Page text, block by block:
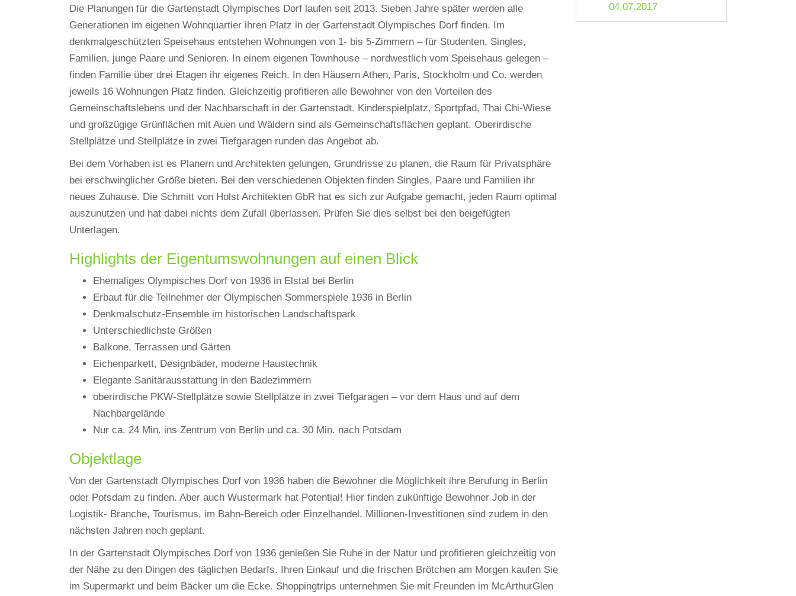
Die Planungen für die Gartenstadt Olympisches Dorf laufen seit 2013. Sieben Jahre später werden alle
Generationen im eigenen Wohnquartier ihren Platz in der Gartenstadt Olympisches Dorf finden. Im
denkmalgeschützten Speisehaus entstehen Wohnungen von 1- bis 5-Zimmern – für Studenten, Singles,
Familien, junge Paare und Senioren. In einem eigenen Townhouse – nordwestlich vom Speisehaus gelegen –
finden Familie über drei Etagen ihr eigenes Reich. In den Häusern Athen, Paris, Stockholm und Co. werden
jeweils 16 Wohnungen Platz finden. Gleichzeitig profitieren alle Bewohner von den Vorteilen des
Gemeinschaftslebens und der Nachbarschaft in der Gartenstadt. Kinderspielplatz, Sportpfad, Thai Chi-Wiese
und großzügige Grünflächen mit Auen und Wäldern sind als Gemeinschaftsflächen geplant. Oberirdische
Stellplätze und Stellplätze in zwei Tiefgaragen runden das Angebot ab.
Bei dem Vorhaben ist es Planern und Architekten gelungen, Grundrisse zu planen, die Raum für Privatsphäre
bei erschwinglicher Größe bieten. Bei den verschiedenen Objekten finden Singles, Paare und Familien ihr
neues Zuhause. Die Schmitt von Holst Architekten GbR hat es sich zur Aufgabe gemacht, jeden Raum optimal
auszunutzen und hat dabei nichts dem Zufall überlassen. Prüfen Sie dies selbst bei den beigefügten
Unterlagen.
Highlights der Eigentumswohnungen auf einen Blick
Ehemaliges Olympisches Dorf von 1936 in Elstal bei Berlin
Erbaut für die Teilnehmer der Olympischen Sommerspiele 1936 in Berlin
Denkmalschutz-Ensemble im historischen Landschaftspark
Unterschiedlichste Größen
Balkone, Terrassen und Gärten
Eichenparkett, Designbäder, moderne Haustechnik
Elegante Sanitärausstattung in den Badezimmern
oberirdische PKW-Stellplätze sowie Stellplätze in zwei Tiefgaragen – vor dem Haus und auf dem
Nachbargelände
Nur ca. 24 Min. ins Zentrum von Berlin und ca. 30 Min. nach Potsdam
Objektlage
Von der Gartenstadt Olympisches Dorf von 1936 haben die Bewohner die Möglichkeit ihre Berufung in Berlin
oder Potsdam zu finden. Aber auch Wustermark hat Potential! Hier finden zukünftige Bewohner Job in der
Logistik- Branche, Tourismus, im Bahn-Bereich oder Einzelhandel. Millionen-Investitionen sind zudem in den
nächsten Jahren noch geplant.
In der Gartenstadt Olympisches Dorf von 1936 genießen Sie Ruhe in der Natur und profitieren gleichzeitig von
der Nähe zu den Dingen des täglichen Bedarfs. Ihren Einkauf und die frischen Brötchen am Morgen kaufen Sie
im Supermarkt und beim Bäcker um die Ecke. Shoppingtrips unternehmen Sie mit Freunden im McArthurGlen
04.07.2017